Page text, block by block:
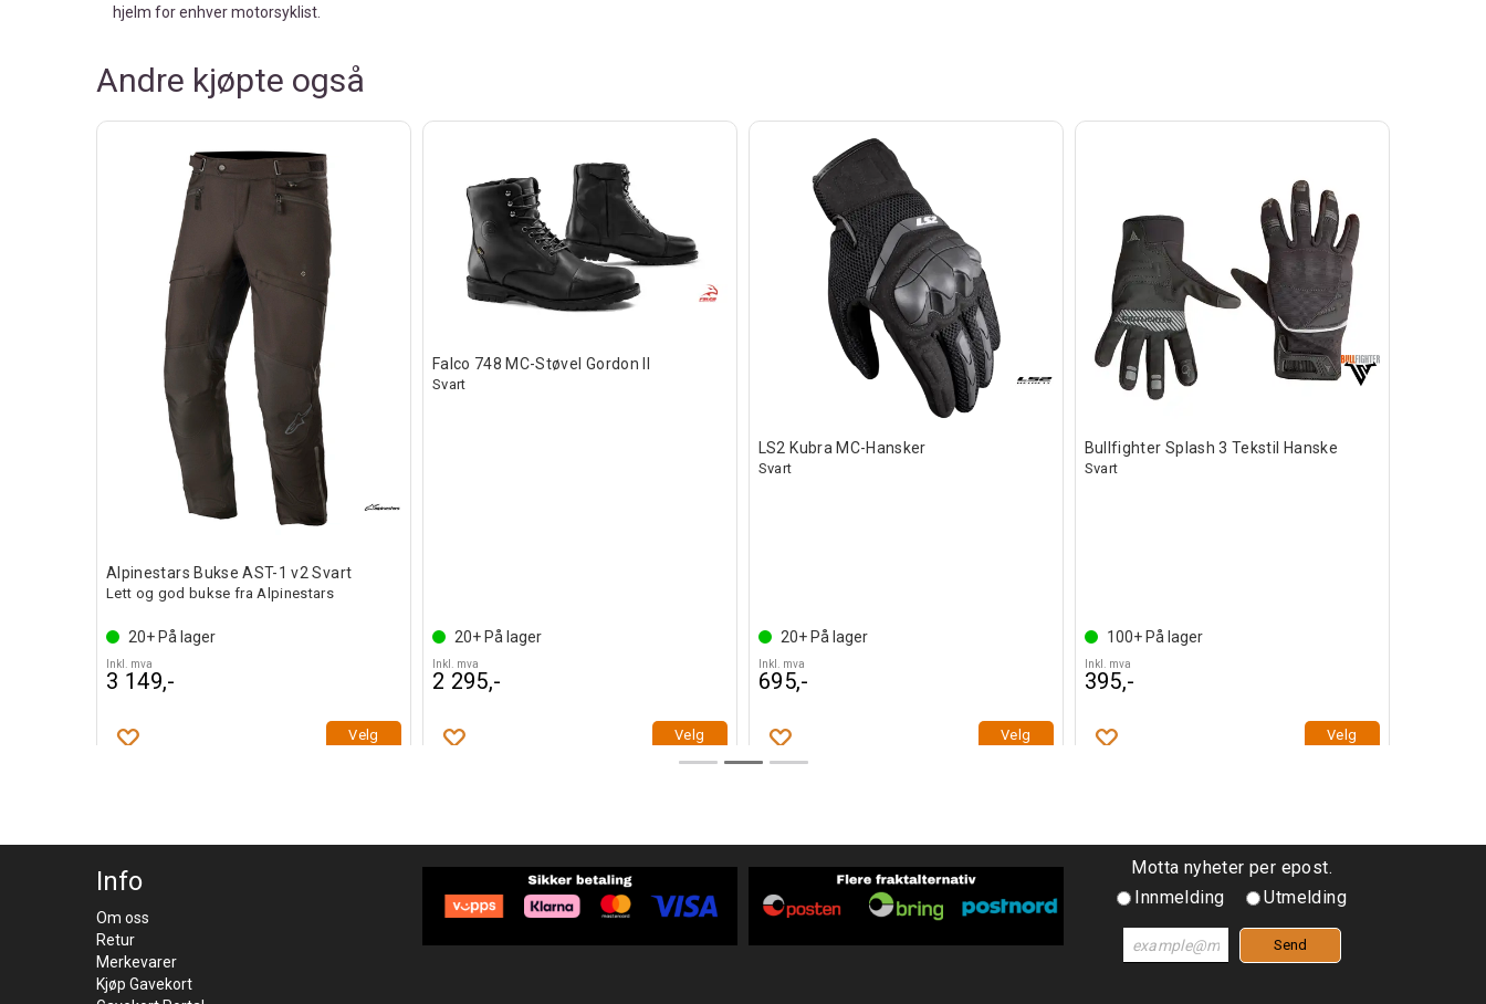
hjelm for enhver motorsyklist.
Andre kjøpte også
Alpinestars Bukse AST-1 v2 Svart
Lett og god bukse fra Alpinestars
20+ På lager
Inkl. mva
3 149,-
Velg
Falco 748 MC-Støvel Gordon II
Svart
20+På lager
Inkl. mva
2 295,-
Velg
LS2 Kubra MC-Hansker
Svart
20+På lager
Inkl. mva
695,-
Velg
Bullfighter Splash 3 Tekstil Hanske
Svart
100+På lager
Inkl. mva
395,-
Velg
Info
Om oss
Retur
Merkevarer
Kjøp Gavekort
Motta nyheter per epost.
Innmelding
Utmelding